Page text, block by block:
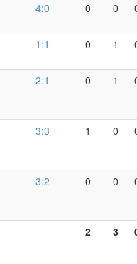
4:0 0 0
1:1 0 1
2:1 0 1
3:3 1 0
3:2 0 0
2 3